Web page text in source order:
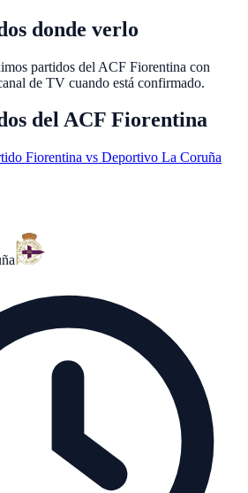
donde verlo
partidos del ACF Fiorentina con
de TV cuando está confirmado.
delACF Fiorentina
Fiorentina vs Deportivo La Coruña